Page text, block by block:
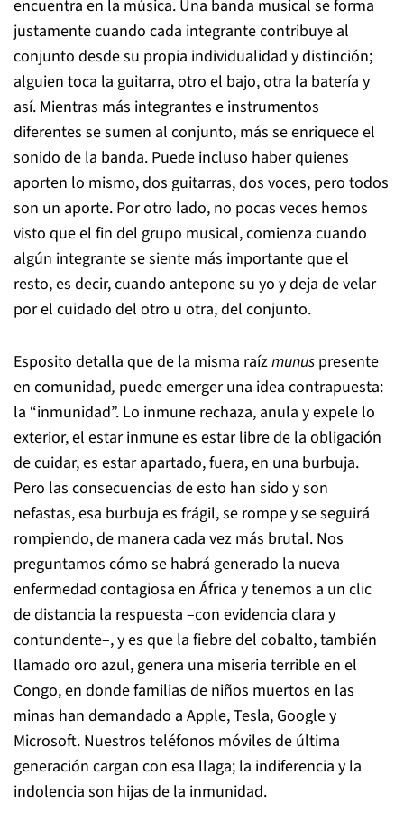
encuentra en la música. Una banda musical se forma
justamente cuando cada integrante contribuye al
conjunto desde su propia individualidad y distinción;
alguien toca la guitarra, otro el bajo, otra la batería y
así. Mientras más integrantes e instrumentos
diferentes se sumen al conjunto, más se enriquece el
sonido de la banda. Puede incluso haber quienes
aporten lo mismo, dos guitarras, dos voces, pero todos
son un aporte. Por otro lado, no pocas veces hemos
visto que el fin del grupo musical, comienza cuando
algún integrante se siente más importante que el
resto, es decir, cuando antepone su yo y deja de velar
por el cuidado del otro u otra, del conjunto.
Esposito detalla que de la misma raízmunus presente
en comunidad, puede emerger una idea contrapuesta:
la “inmunidad”. Lo inmune rechaza, anula y expele lo
exterior, el estar inmune es estar libre de la obligación
de cuidar, es estar apartado, fuera, en una burbuja.
Pero las consecuencias de esto han sido y son
nefastas, esa burbuja es frágil, se rompe y se seguirá
rompiendo, de manera cada vez más brutal. Nos
preguntamos cómo se habrá generado la nueva
enfermedad contagiosa en África y tenemos a un clic
de distancia la respuesta ­–con evidencia clara y
contundente–, y es que la fiebre del cobalto, también
llamado oro azul, genera una miseria terrible en el
Congo, en donde familias de niños muertos en las
minas han demandado a Apple, Tesla, Google y
Microsoft. Nuestros teléfonos móviles de última
generación cargan con esa llaga; la indiferencia y la
indolencia son hijas de la inmunidad.